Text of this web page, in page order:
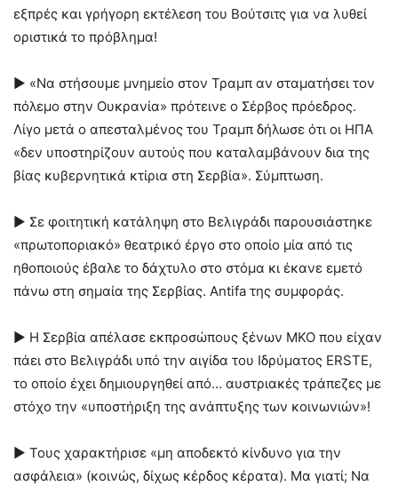
εξπρές και γρήγορη εκτέλεση του Βούτσιτς για να λυθεί
οριστικά το πρόβλημα!
► «Να στήσουμε μνημείο στον Τραμπ αν σταματήσει τον
πόλεμο στην Ουκρανία» πρότεινε ο Σέρβος πρόεδρος.
Λίγο μετά ο απεσταλμένος του Τραμπ δήλωσε ότι οι ΗΠΑ
«δεν υποστηρίζουν αυτούς που καταλαμβάνουν δια της
βίας κυβερνητικά κτίρια στη Σερβία». Σύμπτωση.
► Σε φοιτητική κατάληψη στο Βελιγράδι παρουσιάστηκε
«πρωτοποριακό» θεατρικό έργο στο οποίο μία από τις
ηθοποιούς έβαλε το δάχτυλο στο στόμα κι έκανε εμετό
πάνω στη σημαία της Σερβίας. Antifa της συμφοράς.
► Η Σερβία απέλασε εκπροσώπους ξένων ΜΚΟ που είχαν
πάει στο Βελιγράδι υπό την αιγίδα του Ιδρύματος ERSTE,
το οποίο έχει δημιουργηθεί από… αυστριακές τράπεζες με
στόχο την «υποστήριξη της ανάπτυξης των κοινωνιών»!
► Τους χαρακτήρισε «μη αποδεκτό κίνδυνο για την
ασφάλεια» (κοινώς, δίχως κέρδος κέρατα). Μα γιατί; Να